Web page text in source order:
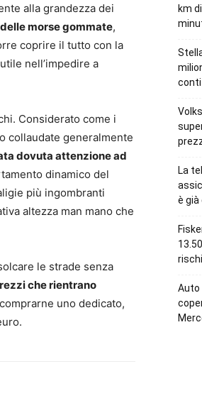
alla grandezza dei
morse gommate,
coprire il tutto con la
nell’impedire a
Considerato come i
collaudate generalmente
dovuta attenzione ad
dinamico del
più ingombranti
altezza man mano che
le strade senza
che rientrano
uno dedicato,
km
conti
La
è già
Auto